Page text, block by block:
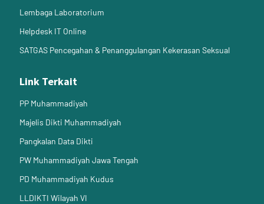
Lembaga Laboratorium
Helpdesk IT Online
SATGAS Pencegahan & Penanggulangan Kekerasan Seksual
Link Terkait
PP Muhammadiyah
Majelis Dikti Muhammadiyah
Pangkalan Data Dikti
PW Muhammadiyah Jawa Tengah
PD Muhammadiyah Kudus
LLDIKTI Wilayah VI